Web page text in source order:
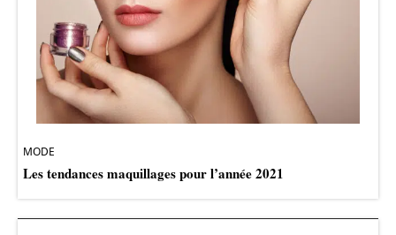
MODE
Les tendances maquillages pour l’année 2021